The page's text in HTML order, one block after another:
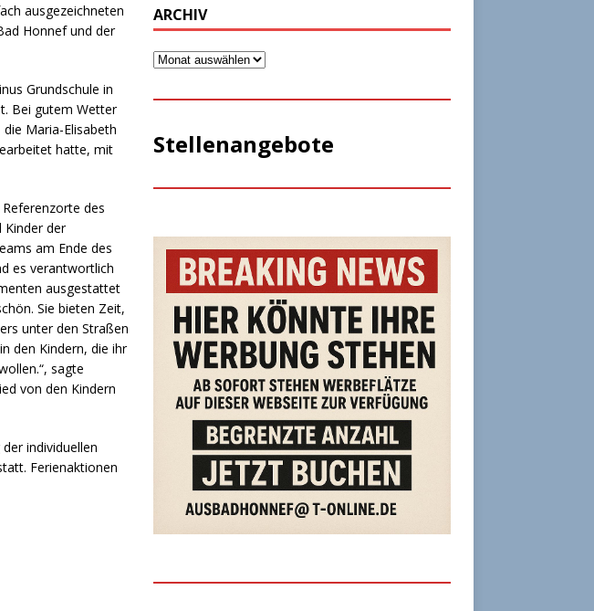
ausgezeichneten
Honnef und der
Grundschule in
Bei gutem Wetter
Maria-Elisabeth
hatte, mit
des
Kinder der
am Ende des
es verantwortlich
ausgestattet
Sie bieten Zeit,
unter den Straßen
den Kindern, die ihr
sagte
von den Kindern
individuellen
Ferienaktionen
ARCHIV
Stellenangebote